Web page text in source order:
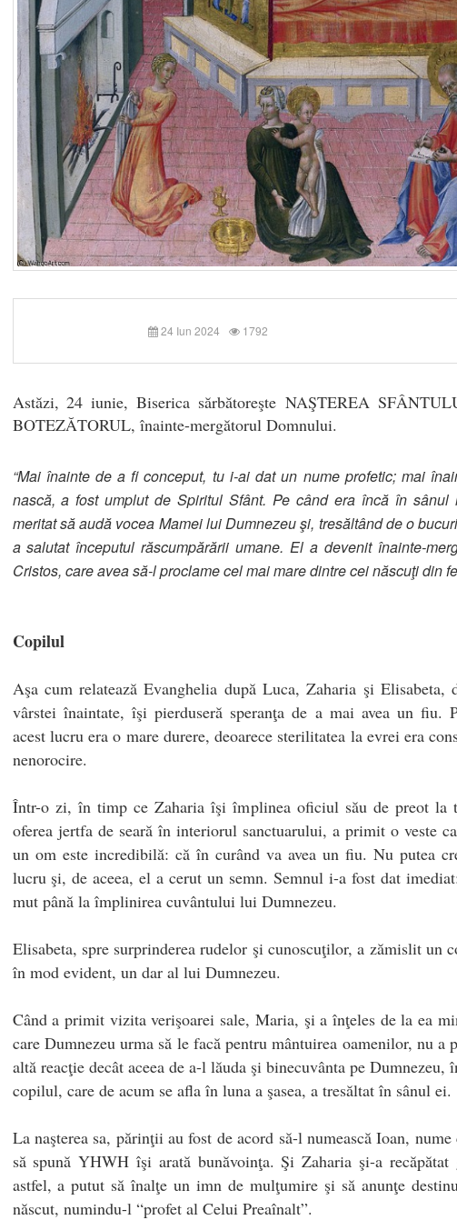
24 Iun 2024 1792
Astăzi, 24 iunie, Biserica sărbătoreşte NAŞTEREA
BOTEZĂTORUL, înainte-mergătorul Domnului.
“Mai înainte de a fi conceput, tu i-ai dat un nume profetic; mai
nască, a fost umplut de Spiritul Sfânt. Pe când era încă în sânul
meritat să audă vocea Mamei lui Dumnezeu şi, tresăltând de o
a salutat începutul răscumpărării umane. El a devenit înainte-
Cristos, care avea să-l proclame cel mai mare dintre cei născuţi din
Copilul
Aşa cum relatează Evanghelia după Luca, Zaharia şi Elisabeta,
vârstei înaintate, îşi pierduseră speranţa de a mai avea un fiu.
acest lucru era o mare durere, deoarece sterilitatea la evrei era
nenorocire.
Într-o zi, în timp ce Zaharia îşi împlinea oficiul său de preot la
oferea jertfa de seară în interiorul sanctuarului, a primit o veste
un om este incredibilă: că în curând va avea un fiu. Nu putea
lucru şi, de aceea, el a cerut un semn. Semnul i-a fost dat
mut până la împlinirea cuvântului lui Dumnezeu.
Elisabeta, spre surprinderea rudelor şi cunoscuţilor, a zămislit un
în mod evident, un dar al lui Dumnezeu.
Când a primit vizita verişoarei sale, Maria, şi a înţeles de la ea
care Dumnezeu urma să le facă pentru mântuirea oamenilor, nu a
altă reacţie decât aceea de a-l lăuda şi binecuvânta pe Dumnezeu,
copilul, care de acum se afla în luna a şasea, a tresăltat în sânul ei.
La naşterea sa, părinţii au fost de acord să-l numească Ioan, nume
să spună YHWH îşi arată bunăvoinţa. Şi Zaharia şi-a
astfel, a putut să înalţe un imn de mulţumire şi să anunţe
născut, numindu-l “profet al Celui Preaînalt”.